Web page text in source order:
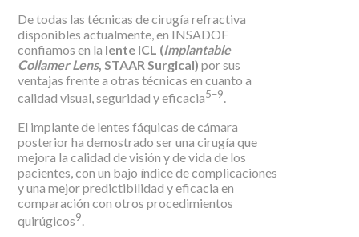
De todas las técnicas de cirugía refractiva
disponibles actualmente, en INSADOF
confiamos en la lente ICL (Implantable
Collamer Lens, STAAR Surgical) por sus
ventajas frente a otras técnicas en cuanto a
calidad visual, seguridad y eficacia5–9.
El implante de lentes fáquicas de cámara
posterior ha demostrado ser una cirugía que
mejora la calidad de visión y de vida de los
pacientes, con un bajo índice de complicaciones
y una mejor predictibilidad y eficacia en
comparación con otros procedimientos
quirúgicos9.